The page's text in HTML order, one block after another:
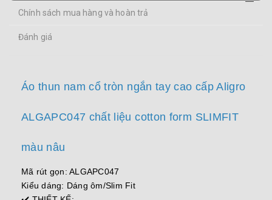
Chính sách mua hàng và hoàn trả
Đánh giá
Áo thun nam cổ tròn ngắn tay cao cấp Aligro
ALGAPC047 chất liệu cotton form SLIMFIT
màu nâu
Mã rút gọn: ALGAPC047
Kiểu dáng: Dáng ôm/Slim Fit